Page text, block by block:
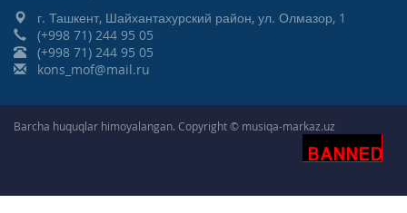
г. Ташкент, Шайхантахурский район, ул. Олмазор, 1
(+998 71) 244 95 05
(+998 71) 244 95 05
kons_mof@mail.ru
Barcha huquqlar himoyalangan. Copyright © musiqa-markaz.uz